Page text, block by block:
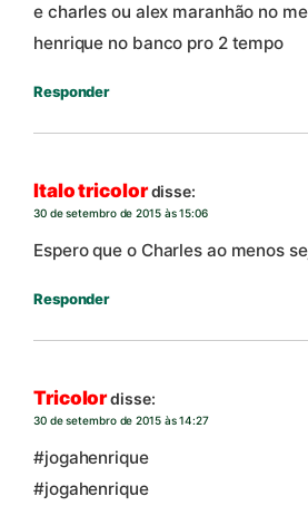
e charles ou alex maranhão no
henrique no banco pro 2 tempo
Responder
Italo tricolordisse:
30 de setembro de 2015 às 15:06
Espero que o Charles ao menos
Responder
Tricolordisse:
30 de setembro de 2015 às 14:27
#jogahenrique
#jogahenrique